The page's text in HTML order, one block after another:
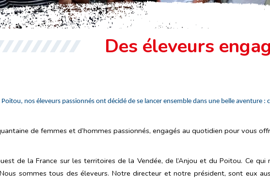
Des éleveurs
nos éleveurs passionnés ont décidé de se lancer ensemble dans une belle aventure :
de femmes et d’hommes passionnés, engagés au quotidien pour vous
de la France sur les territoires de la Vendée, de l’Anjou et du Poitou. Ce
sommes tous des éleveurs. Notre directeur et notre président, sont eux